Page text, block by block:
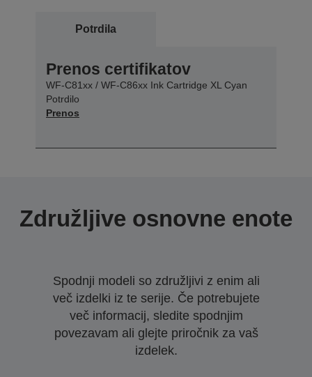
Potrdila
Prenos certifikatov
WF-C81xx / WF-C86xx Ink Cartridge XL Cyan
Potrdilo
Prenos
Združljive osnovne enote
Spodnji modeli so združljivi z enim ali
več izdelki iz te serije. Če potrebujete
več informacij, sledite spodnjim
povezavam ali glejte priročnik za vaš
izdelek.